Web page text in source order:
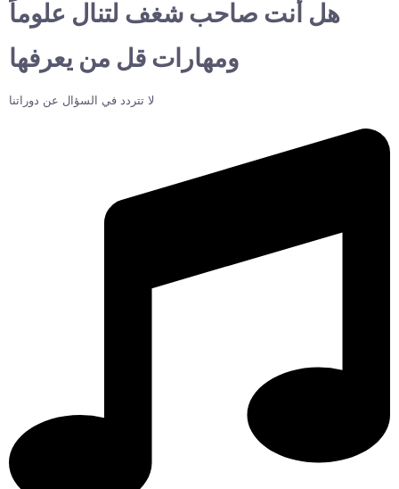
هل أنت صاحب شغف لتنال علوماً
ومهارات قل من يعرفها
لا تتردد في السؤال عن دوراتنا